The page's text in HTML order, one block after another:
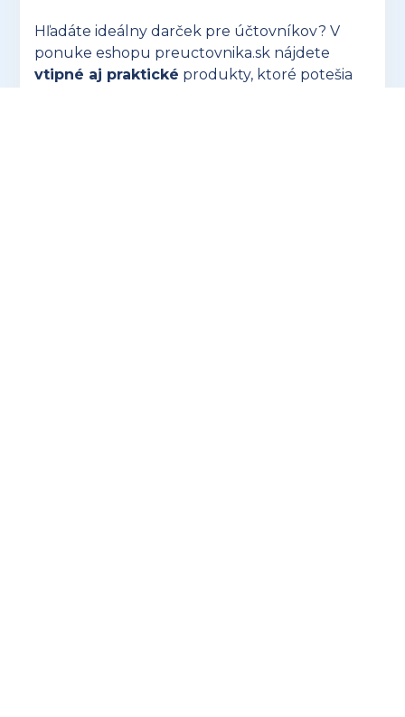
Hľadáte ideálny darček pre účtovníkov? V
ponuke eshopu preuctovnika.sk nájdete
vtipné aj praktické produkty, ktoré potešia